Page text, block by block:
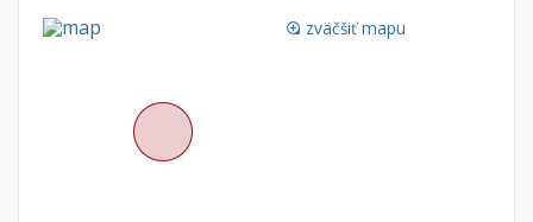
Stavebné pozemky
Bývanie a rekreácia
Poľnohospodárske pozemky
loupe zväčšiť mapu